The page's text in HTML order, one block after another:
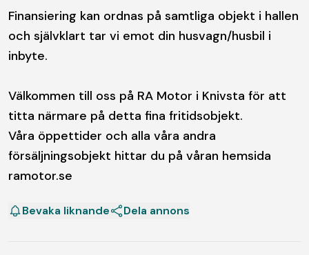
Finansiering kan ordnas på samtliga objekt i hallen
och självklart tar vi emot din husvagn/husbil i
inbyte.
Välkommen till oss på RA Motor i Knivsta för att
titta närmare på detta fina fritidsobjekt.
Våra öppettider och alla våra andra
försäljningsobjekt hittar du på våran hemsida
ramotor.se
Bevaka liknande Dela annons